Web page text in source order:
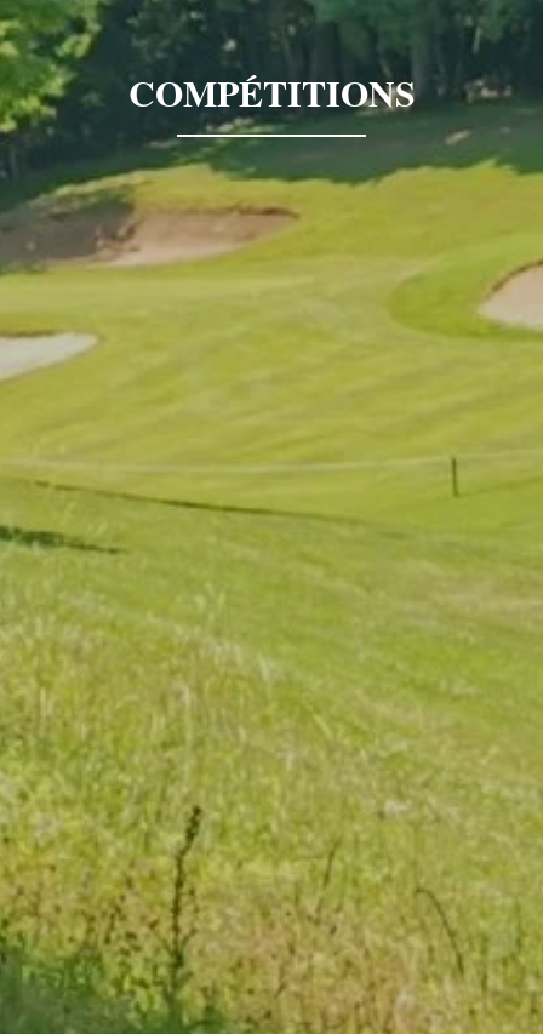
COMPÉTITIONS